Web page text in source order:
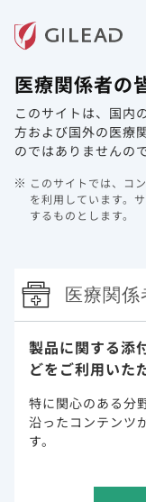
ホーム 製
最新学術情
会記録集」
2025年9月30日 ジ
このウェブサイト上に
プライバシー・ステ
医療関係者の
このサイトは、国内
方および国外の医療
のではありませんの
このサイトでは、コ
を利用しています。
するものとします。
医療関係
製品に関する添
どをご利用いた
特に関心のある分
沿ったコンテンツ
す。